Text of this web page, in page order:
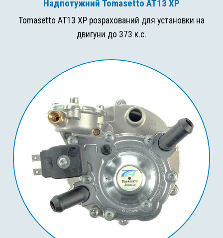
Надпотужний Tomasetto AT13 XP
Tomasetto AT13 XP розрахований для установки на
двигуни до 373 к.с.